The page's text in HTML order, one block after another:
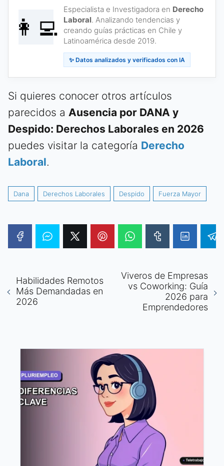
👩‍💻
Especialista e Investigadora en Derecho
Laboral. Analizando tendencias y
creando guías prácticas en Chile y
Latinoamérica desde 2019.
✨ Datos analizados y verificados con IA
Si quieres conocer otros artículos
parecidos a Ausencia por DANA y
Despido: Derechos Laborales en 2026
puedes visitar la categoría Derecho
Laboral.
Dana Derechos Laborales Despido Fuerza Mayor
Habilidades Remotos
Más Demandadas en
2026
Viveros de Empresas
vs Coworking: Guía
2026 para
Emprendedores